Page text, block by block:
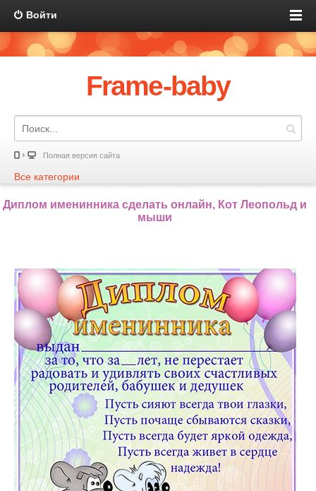
Войти
Frame-baby
Полная версия сайта
Все категории
Диплом именинника сделать онлайн, Кот Леопольд и
мыши